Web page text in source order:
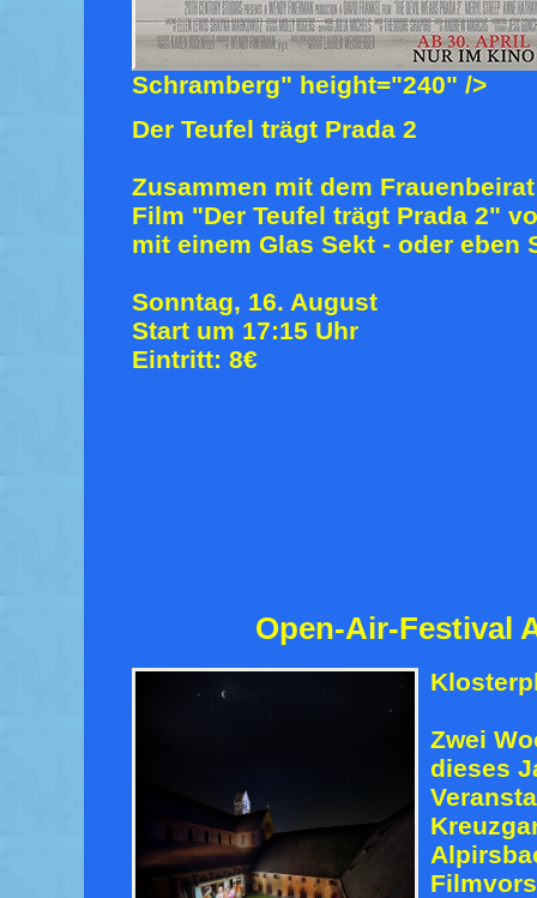
Schramberg" height="240" />
Der Teufel trägt Prada 2
Zusammen mit dem
Film "Der Teufel trägt Prada 2"
mit einem Glas Sekt - oder eben
Sonntag, 16. August
Start um 17:15 Uhr
Eintritt: 8€
Open-Air-Festival
Zwei
dieses